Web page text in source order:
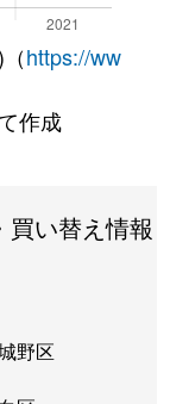
https://ww
作成
い替え情報
野区